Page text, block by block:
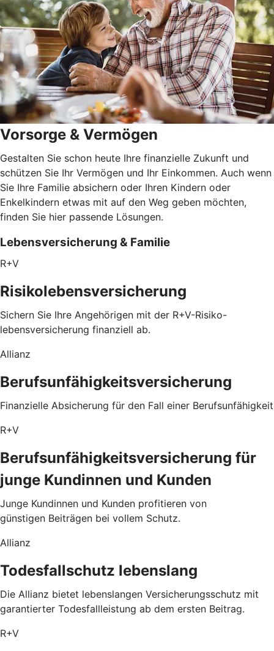
Vorsorge & Vermögen
Gestalten Sie schon heute Ihre finanzielle Zukunft und
schützen Sie Ihr Vermögen und Ihr Einkommen. Auch wenn
Sie Ihre Familie absichern oder Ihren Kindern oder
Enkelkindern etwas mit auf den Weg geben möchten,
finden Sie hier passende Lösungen.
Lebensversicherung & Familie
R+V
Risikolebensversicherung
Sichern Sie Ihre Angehörigen mit der R+V-Risiko-
lebensversicherung finanziell ab.
Allianz
Berufsunfähigkeitsversicherung
Finanzielle Absicherung für den Fall einer Berufsunfähigkeit
R+V
Berufsunfähigkeitsversicherung für
junge Kundinnen und Kunden
Junge Kundinnen und Kunden profitieren von
günstigen Beiträgen bei vollem Schutz.
Allianz
Todesfallschutz lebenslang
Die Allianz bietet lebenslangen Versicherungsschutz mit
garantierter Todesfallleistung ab dem ersten Beitrag.
R+V